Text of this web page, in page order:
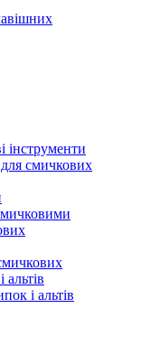
інструменти
смичкових
і альтів